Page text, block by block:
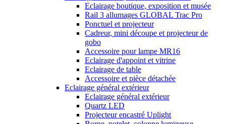
Eclairage boutique, exposition et musée
Rail 3 allumages GLOBAL Trac Pro
Ponctuel et projecteur
Cadreur, mini découpe et projecteur de
gobo
Accessoire pour lampe MR16
Eclairage d'appoint et vitrine
Eclairage de table
Accessoire et pièce détachée
Eclairage général extérieur
Eclairage général extérieur
Quartz LED
Projecteur encastré Uplight